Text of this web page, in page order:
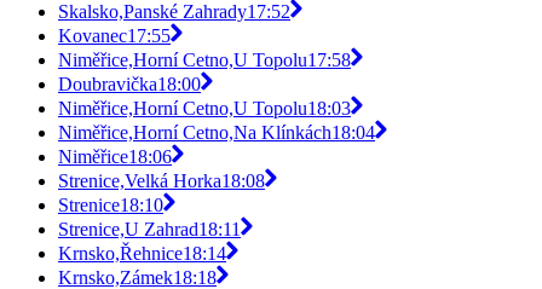
Skalsko,Panské Zahrady17:52
Kovanec17:55
Niměřice,Horní Cetno,U Topolu17:58
Doubravička18:00
Niměřice,Horní Cetno,U Topolu18:03
Niměřice,Horní Cetno,Na Klínkách18:04
Niměřice18:06
Strenice,Velká Horka18:08
Strenice18:10
Strenice,U Zahrad18:11
Krnsko,Řehnice18:14
Krnsko,Zámek18:18